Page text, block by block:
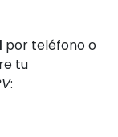
por teléfono o
tu
: